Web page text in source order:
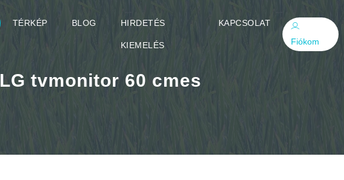
TÉRKÉP BLOG HIRDETÉS
KIEMELÉS
KAPCSOLAT
Fiókom
LG tvmonitor 60 cmes